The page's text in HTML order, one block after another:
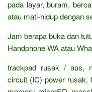
pada layar, buram,
atau mati-hidup dengan
Jam berapa buka dan
Handphone WA atau
trackpad rusak / aus,
circuit (IC) power